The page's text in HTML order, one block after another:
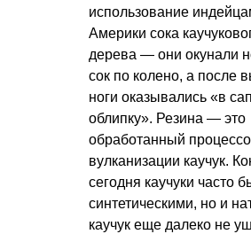
использование
Америки сока
дерева — они окунали
сок по колено, а после
ноги оказывались «в
облипку». Резина — это
обработанный
вулканизации каучук.
сегодня каучуки часто
синтетическими, но и
каучук еще далеко не